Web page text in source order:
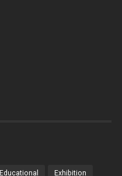
Educational Exhibition